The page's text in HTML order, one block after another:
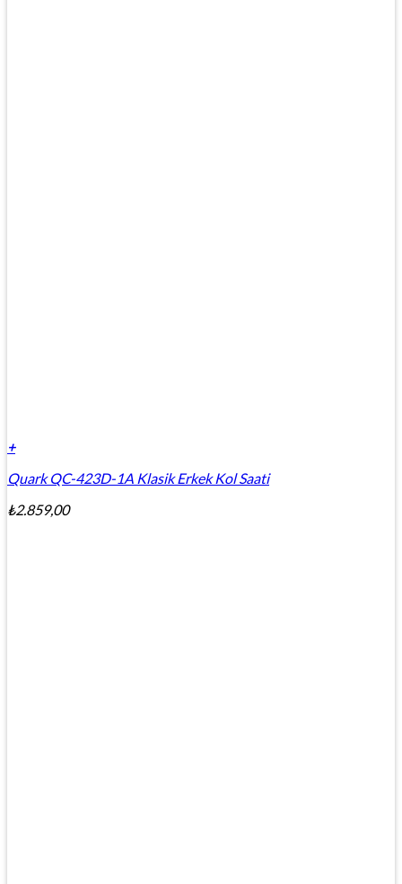
+
Quark QC-423D-1A Klasik Erkek Kol Saati
₺2.859,00